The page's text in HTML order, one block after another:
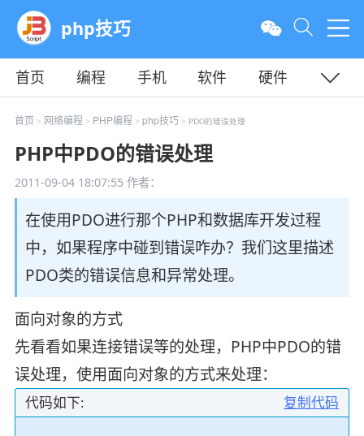
php技巧
首页 编程 手机 软件
硬件
教程
平面 服务器
首页 > 网络编程 > PHP编程 > php技巧 > PDO的错误处理
PHP中PDO的错误处理
2011-09-04 18:07:55作者：
在使用PDO进行那个PHP和数据库开发过程
中，如果程序中碰到错误咋办？我们这里描述
PDO类的错误信息和异常处理。
面向对象的方式
先看看如果连接错误等的处理，PHP中PDO的错
误处理，使用面向对象的方式来处理：
复制代码
代码如下: